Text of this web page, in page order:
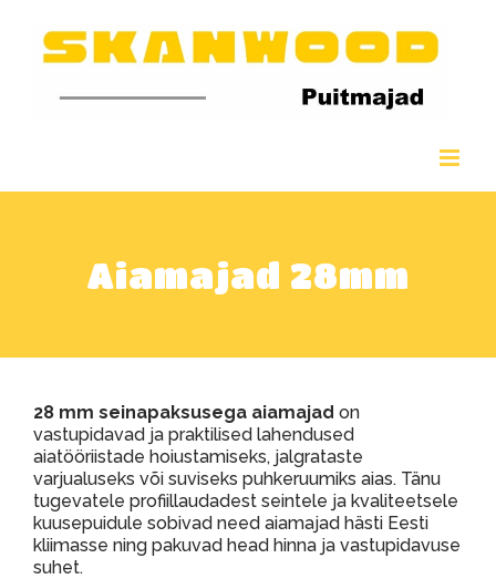
content
Aiamajad 28mm
28 mm seinapaksusega aiamajad on
vastupidavad ja praktilised lahendused
aiatööriistade hoiustamiseks, jalgrataste
varjualuseks või suviseks puhkeruumiks aias. Tänu
tugevatele profiillaudadest seintele ja kvaliteetsele
kuusepuidule sobivad need aiamajad hästi Eesti
kliimasse ning pakuvad head hinna ja vastupidavuse
suhet.